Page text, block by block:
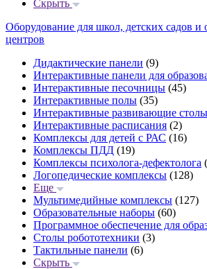
Скрыть
Оборудование для школ, детских садов и
центров
Дидактические панели (9)
Интерактивные панели для
Интерактивные песочницы (45)
Интерактивные полы (35)
Интерактивные развивающие столы
Интерактивные расписания (2)
Комплексы для детей с РАС (16)
Комплексы ПДД (19)
Комплексы психолога-дефектолога
Логопедические комплексы (128)
Еще
Мультимедийные комплексы (127)
Образовательные наборы (60)
Программное обеспечение для
Столы робототехники (3)
Тактильные панели (6)
Скрыть